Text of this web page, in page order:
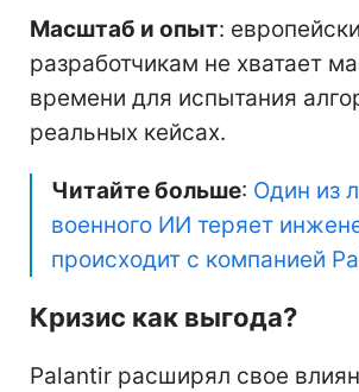
Масштаб и опыт:
разработчикам не хватает
времени для испытания
реальных кейсах.
Читайте больше: Один из
военного ИИ теряет
происходит с компанией
Кризис как выгода?
Palantir расширял свое